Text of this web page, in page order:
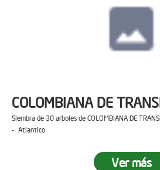
COLOMBIANA DE
Siembra de 30 arboles de COLOMBIANA DE
- Atlantico
Ver más